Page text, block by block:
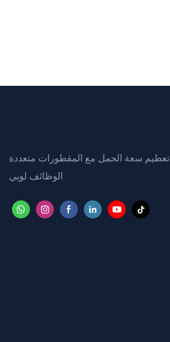
تعظيم سعة الحمل مع المقطورات متعددة
الوظائف لويي